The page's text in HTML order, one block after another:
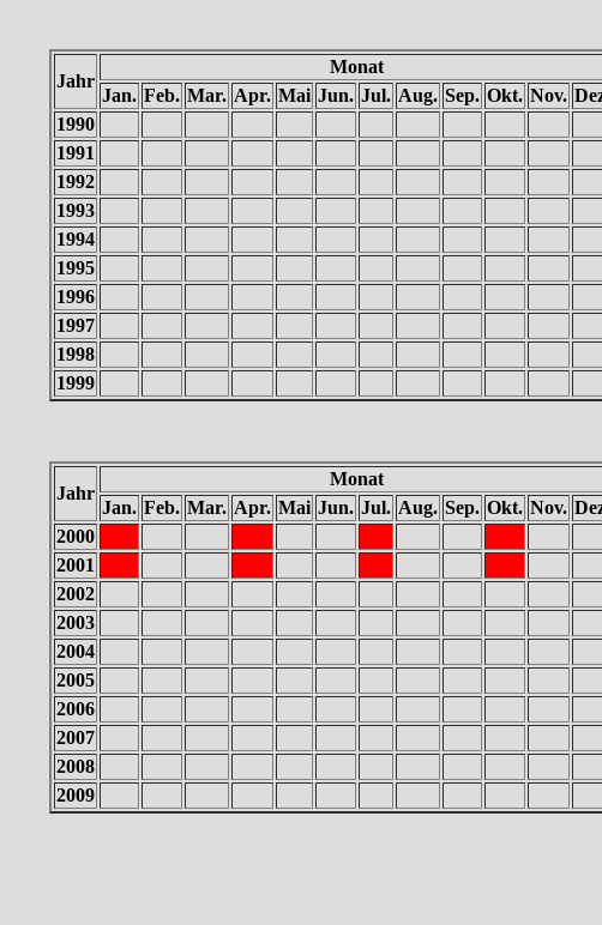
Jahr
Monat
Jan. Feb. Mar. Apr. Mai Jun. Jul. Aug. Sep. Okt. Nov.
1990
1991
1992
1993
1994
1995
1996
1997
1998
1999
Jahr
Monat
Jan. Feb. Mar. Apr. Mai Jun. Jul. Aug. Sep. Okt. Nov.
2000
2001
2002
2003
2004
2005
2006
2007
2008
2009